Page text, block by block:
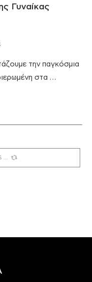
Γυναίκας
την παγκόσμια
στα …